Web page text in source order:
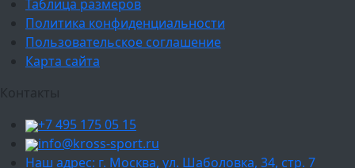
Таблица размеров
Политика конфиденциальности
Пользовательское соглашение
Карта сайта
Контакты
+7 495 175 05 15
info@kross-sport.ru
Наш адрес: г. Москва, ул. Шаболовка, 34, стр. 7